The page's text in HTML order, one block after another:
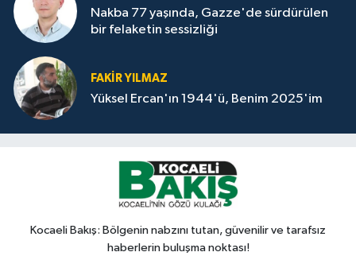
Nakba 77 yaşında, Gazze'de sürdürülen
bir felaketin sessizliği
FAKİR YILMAZ
Yüksel Ercan'ın 1944'ü, Benim 2025'im
Kocaeli Bakış: Bölgenin nabzını tutan, güvenilir ve tarafsız
haberlerin buluşma noktası!